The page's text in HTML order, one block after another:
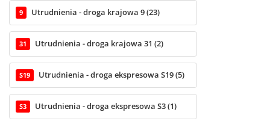
9 Utrudnienia - droga krajowa 9 (23)
31 Utrudnienia - droga krajowa 31 (2)
S19 Utrudnienia - droga ekspresowa S19 (5)
S3 Utrudnienia - droga ekspresowa S3 (1)